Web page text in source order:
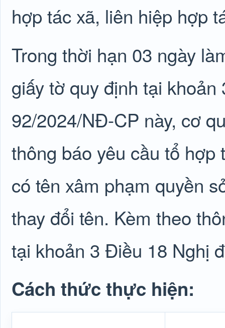
hợp tác xã, liên hiệp hợp
Trong thời hạn 03 ngày
giấy tờ quy định tại
92/2024/NĐ-CP này, cơ
thông báo yêu cầu tổ
có tên xâm phạm quyền
thay đổi tên. Kèm theo
tại khoản 3 Điều 18 Nghị
Cách thức thực hiện: